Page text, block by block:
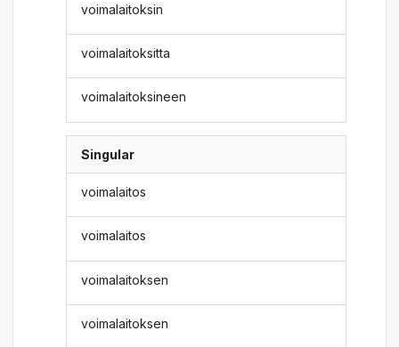
voimalaitoksin
voimalaitoksitta
voimalaitoksineen
Singular
voimalaitos
voimalaitos
voimalaitoksen
voimalaitoksen